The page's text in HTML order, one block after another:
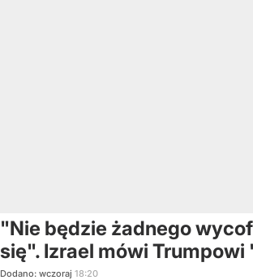
"Nie będzie żadnego
się". Izrael mówi Trumpowi
Dodano: wczoraj 18:20